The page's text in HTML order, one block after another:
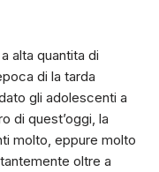
alta quantita di
di la tarda
gli adolescenti a
di quest’oggi, la
molto, eppure molto
oltre a